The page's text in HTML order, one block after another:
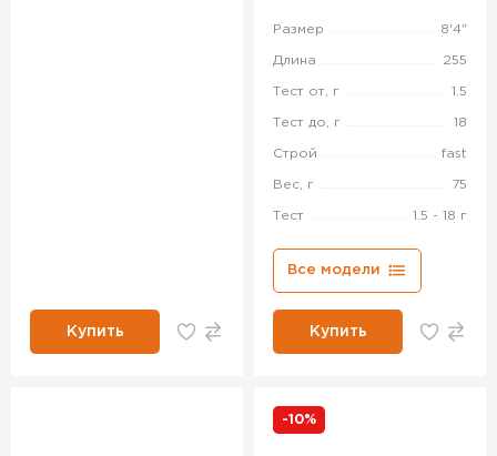
Купить
Размер 8'4"
Длина 255
Тест от, г 1.5
Тест до, г 18
Строй fast
Вес, г 75
Тест 1.5 - 18 г
Все модели
Купить
-10%